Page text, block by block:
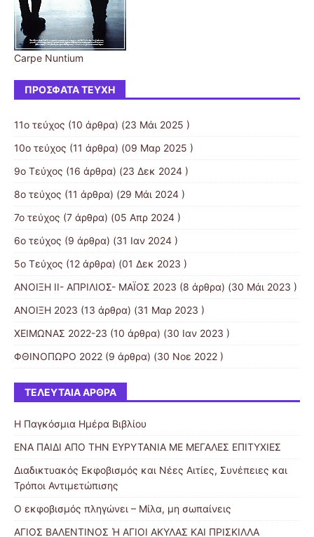
Carpe Nuntium
ΠΡΌΣΦΑΤΑ ΤΕΎΧΗ
11ο τεύχος (10 άρθρα) (23 Μάι 2025 )
10ο τεύχος (11 άρθρα) (09 Μαρ 2025 )
9o Tεύχος (16 άρθρα) (23 Δεκ 2024 )
8o τεύχος (11 άρθρα) (29 Μάι 2024 )
7ο τεύχος (7 άρθρα) (05 Απρ 2024 )
6o τεύχος (9 άρθρα) (31 Ιαν 2024 )
5ο Τεύχος (12 άρθρα) (01 Δεκ 2023 )
ΑΝΟΙΞΗ II- ΑΠΡΙΛΙΟΣ- ΜΑΪΟΣ 2023 (8 άρθρα) (30 Μάι 2023 )
ΑΝΟΙΞΗ 2023 (13 άρθρα) (31 Μαρ 2023 )
ΧΕΙΜΩΝΑΣ 2022-23 (10 άρθρα) (30 Ιαν 2023 )
ΦΘΙΝΟΠΩΡΟ 2022 (9 άρθρα) (30 Νοε 2022 )
ΤΕΛΕΥΤΑΊΑ ΆΡΘΡΑ
Η Παγκόσμια Ημέρα Βιβλίου
ΕΝΑ ΠΑΙΔΙ ΑΠΟ ΤΗΝ ΕΥΡΥΤΑΝΙΑ ΜΕ ΜΕΓΑΛΕΣ ΕΠΙΤΥΧΙΕΣ
Διαδικτυακός Εκφοβισμός και Νέες Αιτίες, Συνέπειες και
Τρόποι Αντιμετώπισης
Ο εκφοβισμός πληγώνει – Μίλα, μη σωπαίνεις
ΑΓΙΟΣ ΒΑΛΕΝΤΙΝΟΣ Ή ΑΓΙΟΙ ΑΚΥΛΑΣ ΚΑΙ ΠΡΙΣΚΙΛΛΑ